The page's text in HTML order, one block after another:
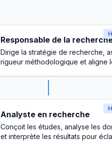
Responsable de la
Dirige la stratégie de recherche,
rigueur méthodologique et aligne
organisationnels
Analyste en recherche
Conçoit les études, analyse les
et interprète les résultats pour